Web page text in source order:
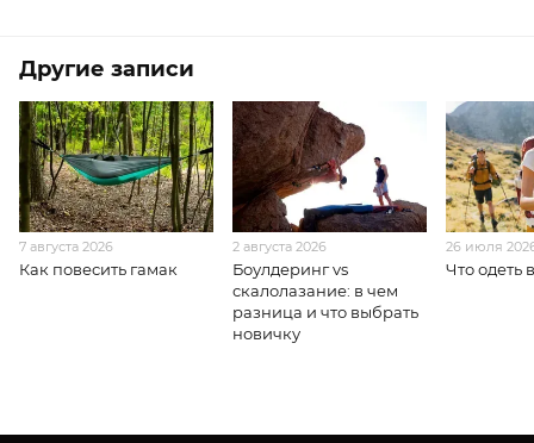
Другие записи
7 августа 2026
Как повесить гамак
2 августа 2026
Боулдеринг vs
скалолазание: в чем
разница и что выбрать
новичку
26 июля
Что одеть